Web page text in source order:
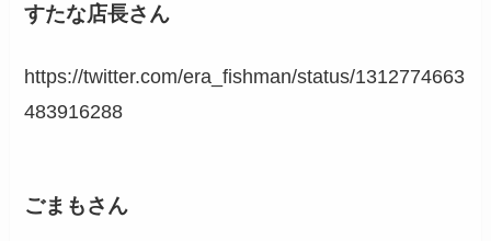
すたな店長さん
https://twitter.com/era_fishman/status/1312774663
483916288
ごまもさん